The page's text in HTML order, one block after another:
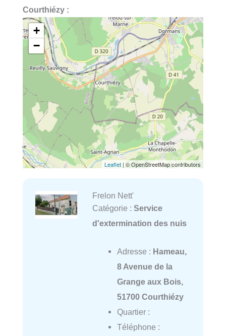
Courthiézy :
+
−
Leaflet | © OpenStreetMap contributors
Frelon Nett'
Catégorie : Service
d'extermination des nuis
Adresse : Hameau,
8 Avenue de la
Grange aux Bois,
51700 Courthiézy
Quartier :
Téléphone :